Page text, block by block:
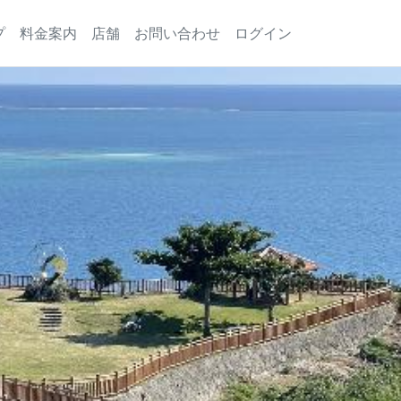
料金案内 店舗 お問い合わせ ログイン